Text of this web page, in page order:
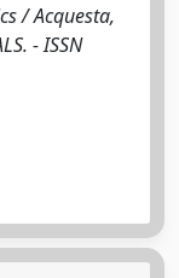
/ Acquesta,
- ISSN